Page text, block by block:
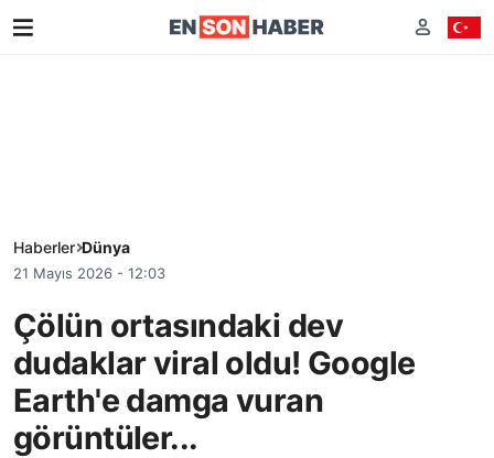
Haberler Dünya
21 Mayıs 2026 - 12:03
Çölün ortasındaki dev
dudaklar viral oldu! Google
Earth'e damga vuran
görüntüler...